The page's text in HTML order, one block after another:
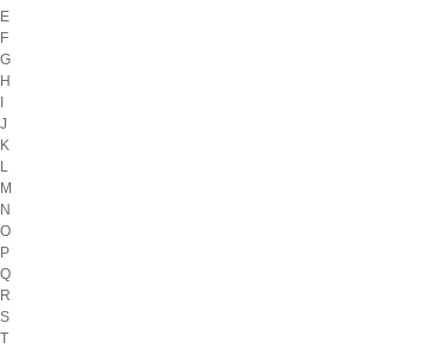
E
F
G
H
J
K
L
M
N
O
P
Q
R
S
T